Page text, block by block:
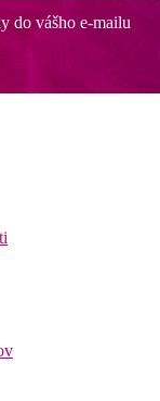
do vášho e-mailu